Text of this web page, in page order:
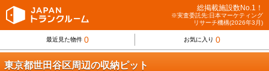
総掲載施設数No.1！
※実査委託先:日本マーケティング
リサーチ機構(2026年3月)
最近見た物件 0 お気に入り 0
東京都世田谷区周辺の収納ピット